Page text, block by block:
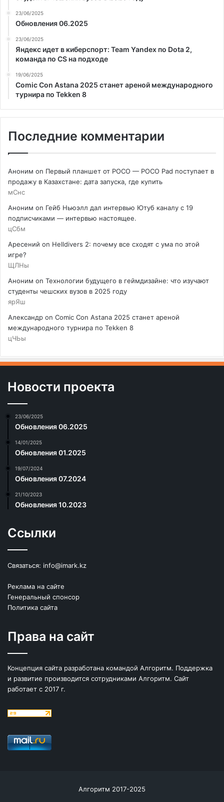
23/06/2025
Обновления 06.2025
23/06/2025
Яндекс идет в киберспорт: Team Yandex по Dota 2,
команда по CS на подходе
19/06/2025
Comic Con Astana 2025 станет ареной международного
турнира по Tekken 8
Последние комментарии
Аноним on Первый планшет от POCO — POCO Pad поступает в
продажу в Казахстане: дата запуска, где купить
мСнс
Аноним on Гейб Ньюэлл дал интервью Ютуб каналу с 19
подписчиками — интервью настоящее.
цСбм
Аресений on Helldivers 2: почему все сходят с ума по этой
игре?
ЩЛНы
Аноним on Технологии будущего в геймдизайне: что изучают
студенты чешских вузов в 2025 году
ярЯш
Александр on Comic Con Astana 2025 станет ареной
международного турнира по Tekken 8
цЧЬы
Новости проекта
23/06/2025
Обновления 06.2025
14/01/2025
Обновления 01.2025
19/07/2024
Обновления 07.2024
21/10/2023
Обновления 10.2023
Ссылки
Связаться: info@imark.kz
Реклама на сайте
Генеральный спонсор
Политика сайта
Права на сайт
Концепция сайта разработана командой Алгоритм. Поддержка
и развитие производится сотрудниками Алгоритм. Сайт
работает с 2017 г.
Алгоритм 2017-2025